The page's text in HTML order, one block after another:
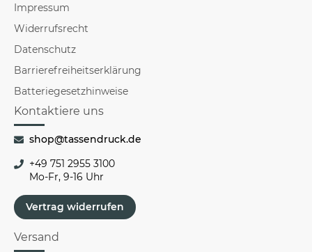
Impressum
Widerrufsrecht
Datenschutz
Barrierefreiheitserklärung
Batteriegesetzhinweise
Kontaktiere uns
shop@tassendruck.de
+49 751 2955 3100
Mo-Fr, 9-16 Uhr
Vertrag widerrufen
Versand